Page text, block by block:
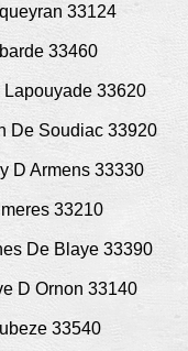
33124
33460
Lapouyade 33620
De Soudiac 33920
D Armens 33330
33210
De Blaye 33390
D Ornon 33140
33540